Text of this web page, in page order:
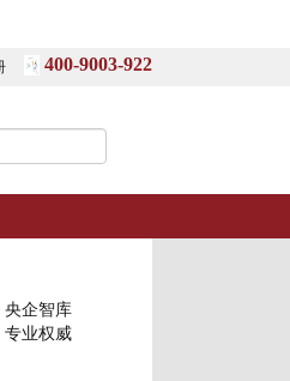
400-9003-922
央企智库
专业权威